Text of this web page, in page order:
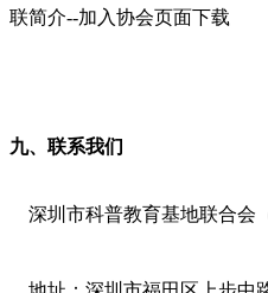
联简介--加入协会页面下载
九、联系我们
深圳市科普教育基地联合会